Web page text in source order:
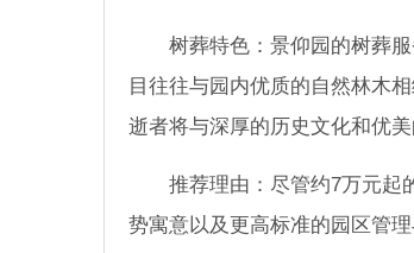
树葬特色：景仰园的树葬
目往往与园内优质的自然林木
逝者将与深厚的历史文化和优美
推荐理由：尽管约7万元起
势寓意以及更高标准的园区管